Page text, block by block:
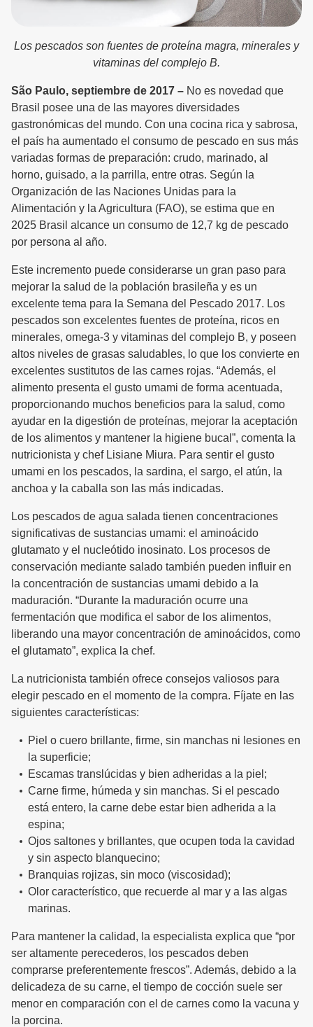
Los pescados son fuentes de proteína magra, minerales y
vitaminas del complejo B.
São Paulo, septiembre de 2017 – No es novedad que
Brasil posee una de las mayores diversidades
gastronómicas del mundo. Con una cocina rica y sabrosa,
el país ha aumentado el consumo de pescado en sus más
variadas formas de preparación: crudo, marinado, al
horno, guisado, a la parrilla, entre otras. Según la
Organización de las Naciones Unidas para la
Alimentación y la Agricultura (FAO), se estima que en
2025 Brasil alcance un consumo de 12,7 kg de pescado
por persona al año.
Este incremento puede considerarse un gran paso para
mejorar la salud de la población brasileña y es un
excelente tema para la Semana del Pescado 2017. Los
pescados son excelentes fuentes de proteína, ricos en
minerales, omega-3 y vitaminas del complejo B, y poseen
altos niveles de grasas saludables, lo que los convierte en
excelentes sustitutos de las carnes rojas. “Además, el
alimento presenta el gusto umami de forma acentuada,
proporcionando muchos beneficios para la salud, como
ayudar en la digestión de proteínas, mejorar la aceptación
de los alimentos y mantener la higiene bucal”, comenta la
nutricionista y chef Lisiane Miura. Para sentir el gusto
umami en los pescados, la sardina, el sargo, el atún, la
anchoa y la caballa son las más indicadas.
Los pescados de agua salada tienen concentraciones
significativas de sustancias umami: el aminoácido
glutamato y el nucleótido inosinato. Los procesos de
conservación mediante salado también pueden influir en
la concentración de sustancias umami debido a la
maduración. “Durante la maduración ocurre una
fermentación que modifica el sabor de los alimentos,
liberando una mayor concentración de aminoácidos, como
el glutamato”, explica la chef.
La nutricionista también ofrece consejos valiosos para
elegir pescado en el momento de la compra. Fíjate en las
siguientes características:
Piel o cuero brillante, firme, sin manchas ni lesiones en
la superficie;
Escamas translúcidas y bien adheridas a la piel;
Carne firme, húmeda y sin manchas. Si el pescado
está entero, la carne debe estar bien adherida a la
espina;
Ojos saltones y brillantes, que ocupen toda la cavidad
y sin aspecto blanquecino;
Branquias rojizas, sin moco (viscosidad);
Olor característico, que recuerde al mar y a las algas
marinas.
Para mantener la calidad, la especialista explica que “por
ser altamente perecederos, los pescados deben
comprarse preferentemente frescos”. Además, debido a la
delicadeza de su carne, el tiempo de cocción suele ser
menor en comparación con el de carnes como la vacuna y
la porcina.